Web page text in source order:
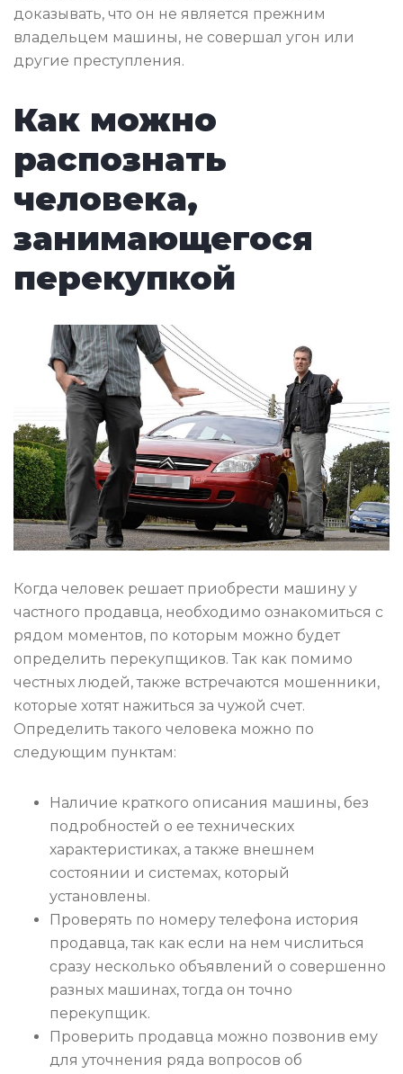
доказывать, что он не является прежним
владельцем машины, не совершал угон или
другие преступления.
Как можно
распознать
человека,
занимающегося
перекупкой
Когда человек решает приобрести машину у
частного продавца, необходимо ознакомиться с
рядом моментов, по которым можно будет
определить перекупщиков. Так как помимо
честных людей, также встречаются мошенники,
которые хотят нажиться за чужой счет.
Определить такого человека можно по
следующим пунктам:
Наличие краткого описания машины, без
подробностей о ее технических
характеристиках, а также внешнем
состоянии и системах, который
установлены.
Проверять по номеру телефона история
продавца, так как если на нем числиться
сразу несколько объявлений о совершенно
разных машинах, тогда он точно
перекупщик.
Проверить продавца можно позвонив ему
для уточнения ряда вопросов об